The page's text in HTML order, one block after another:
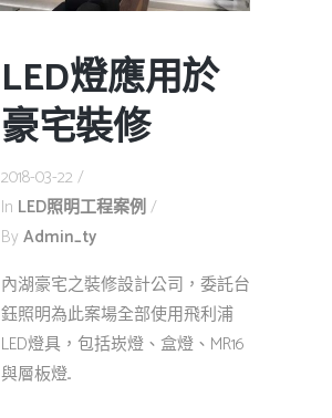
LED燈應用於
豪宅裝修
2018-03-22
In LED照明工程案例
By Admin_ty
內湖豪宅之裝修設計公司，委託台
鈺照明為此案場全部使用飛利浦
LED燈具，包括崁燈、盒燈、MR16
與層板燈...